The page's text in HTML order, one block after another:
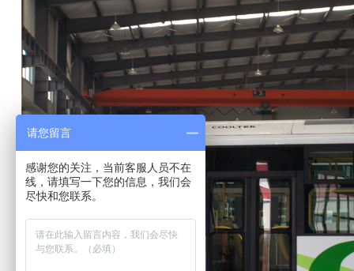
请您留言
感谢您的关注，当前客服人员不在
线，请填写一下您的信息，我们会
尽快和您联系。